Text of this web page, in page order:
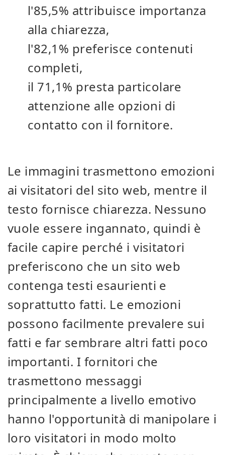
l'85,5% attribuisce importanza
alla chiarezza,
l'82,1% preferisce contenuti
completi,
il 71,1% presta particolare
attenzione alle opzioni di
contatto con il fornitore.
Le immagini trasmettono emozioni
ai visitatori del sito web, mentre il
testo fornisce chiarezza. Nessuno
vuole essere ingannato, quindi è
facile capire perché i visitatori
preferiscono che un sito web
contenga testi esaurienti e
soprattutto fatti. Le emozioni
possono facilmente prevalere sui
fatti e far sembrare altri fatti poco
importanti. I fornitori che
trasmettono messaggi
principalmente a livello emotivo
hanno l'opportunità di manipolare i
loro visitatori in modo molto